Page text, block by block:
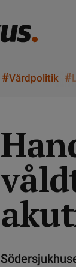
#Vårdpolitik #